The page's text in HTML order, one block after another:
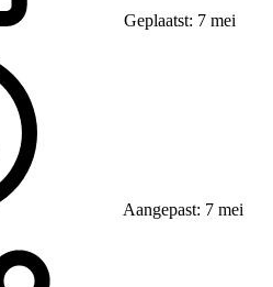
Geplaatst: 7 mei
Aangepast: 7 mei